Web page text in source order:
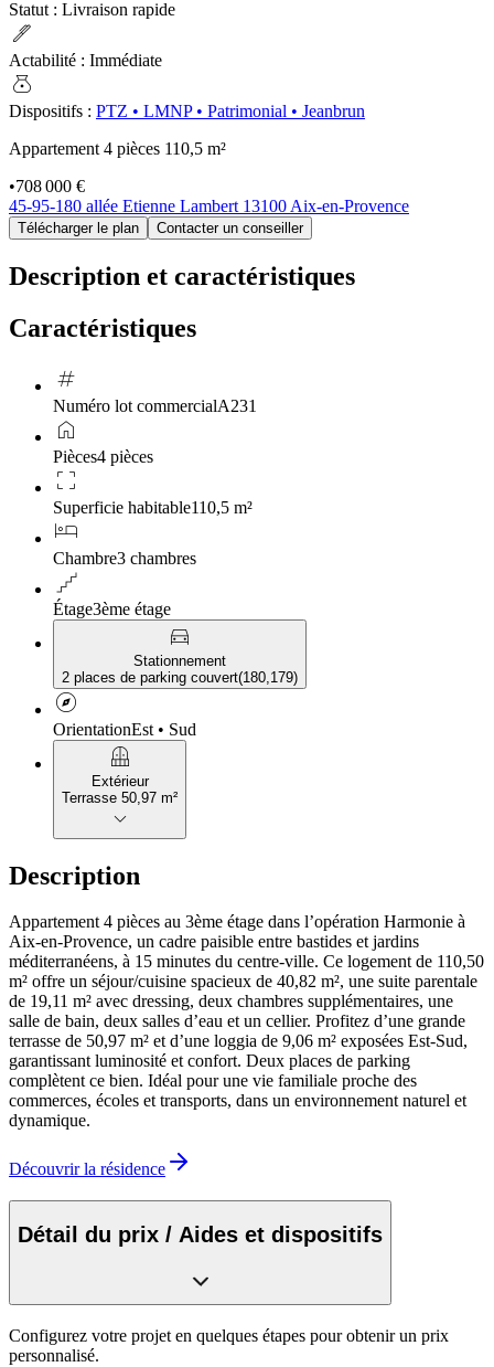
Statut : Livraison rapide
ink_pen
Actabilité : Immédiate
money_bag
Dispositifs : PTZ • LMNP• Patrimonial • Jeanbrun
Appartement 4 pièces 110,5 m²
•708 000 €
45-95-180 allée Etienne Lambert 13100 Aix-en-Provence
Télécharger le plan Contacter un conseiller
Description et caractéristiques
Caractéristiques
tag
Numéro lot commercialA231
home
Pièces4 pièces
crop_free
Superficie habitable110,5 m²
hotel
Chambre3 chambres
floor
Étage3ème étage
directions_car
Stationnement
2 places de parking couvert(180,179)
explore
OrientationEst • Sud
balcony
Extérieur
Terrasse 50,97 m²
keyboard_arrow_down
Description
Appartement 4 pièces au 3ème étage dans l’opération Harmonie à
Aix-en-Provence, un cadre paisible entre bastides et jardins
méditerranéens, à 15 minutes du centre-ville. Ce logement de 110,50
m² offre un séjour/cuisine spacieux de 40,82 m², une suite parentale
de 19,11 m² avec dressing, deux chambres supplémentaires, une
salle de bain, deux salles d’eau et un cellier. Profitez d’une grande
terrasse de 50,97 m² et d’une loggia de 9,06 m² exposées Est-Sud,
garantissant luminosité et confort. Deux places de parking
complètent ce bien. Idéal pour une vie familiale proche des
commerces, écoles et transports, dans un environnement naturel et
dynamique.
Découvrir la résidence
Détail du prix / Aides et dispositifs
Configurez votre projet en quelques étapes pour obtenir un prix
personnalisé.